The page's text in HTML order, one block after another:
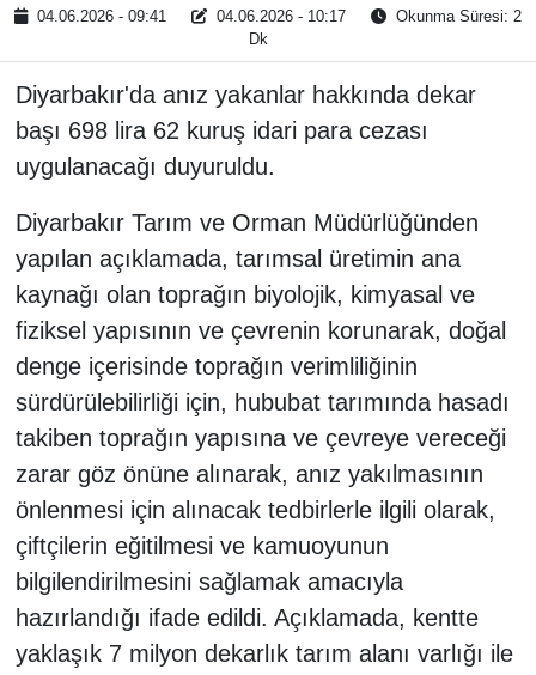
04.06.2026 - 09:41 04.06.2026 - 10:17
Okunma Süresi: 2
Dk
Diyarbakır'da anız yakanlar hakkında dekar
başı 698 lira 62 kuruş idari para cezası
uygulanacağı duyuruldu.
Diyarbakır Tarım ve Orman Müdürlüğünden
yapılan açıklamada, tarımsal üretimin ana
kaynağı olan toprağın biyolojik, kimyasal ve
fiziksel yapısının ve çevrenin korunarak, doğal
denge içerisinde toprağın verimliliğinin
sürdürülebilirliği için, hububat tarımında hasadı
takiben toprağın yapısına ve çevreye vereceği
zarar göz önüne alınarak, anız yakılmasının
önlenmesi için alınacak tedbirlerle ilgili olarak,
çiftçilerin eğitilmesi ve kamuoyunun
bilgilendirilmesini sağlamak amacıyla
hazırlandığı ifade edildi. Açıklamada, kentte
yaklaşık 7 milyon dekarlık tarım alanı varlığı ile